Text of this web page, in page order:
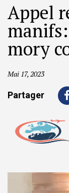
Appel
mory
Mai 17, 2023
Partager